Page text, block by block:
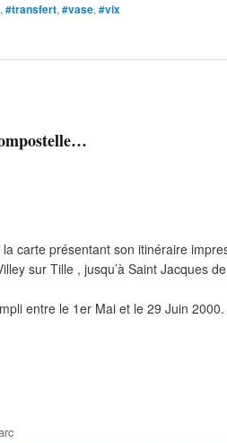
, #transfert, #vase, #vix
carte présentant son itinéraire
sur Tille , jusqu’à Saint Jacques
entre le 1er Mai et le 29 Juin 2000.